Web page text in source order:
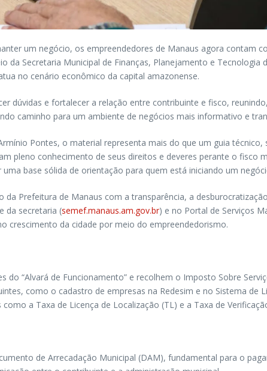
um negócio, os empreendedores de Manaus agora contam
da Secretaria Municipal de Finanças, Planejamento e
no cenário econômico da capital amazonense.
dúvidas e fortalecer a relação entre contribuinte e fisco,
caminho para um ambiente de negócios mais informativo e
Pontes, o material representa mais do que um guia
pleno conhecimento de seus direitos e deveres perante o fisco
base sólida de orientação para quem está iniciando um
Prefeitura de Manaus com a transparência, a
da secretaria (semef.manaus.am.gov.br) e no Portal de Serviços
crescimento da cidade por meio do empreendedorismo.
do “Alvará de Funcionamento” e recolhem o Imposto Sobre
como o cadastro de empresas na Redesim e no Sistema de
a Taxa de Licença de Localização (TL) e a Taxa de
de Arrecadação Municipal (DAM), fundamental para o